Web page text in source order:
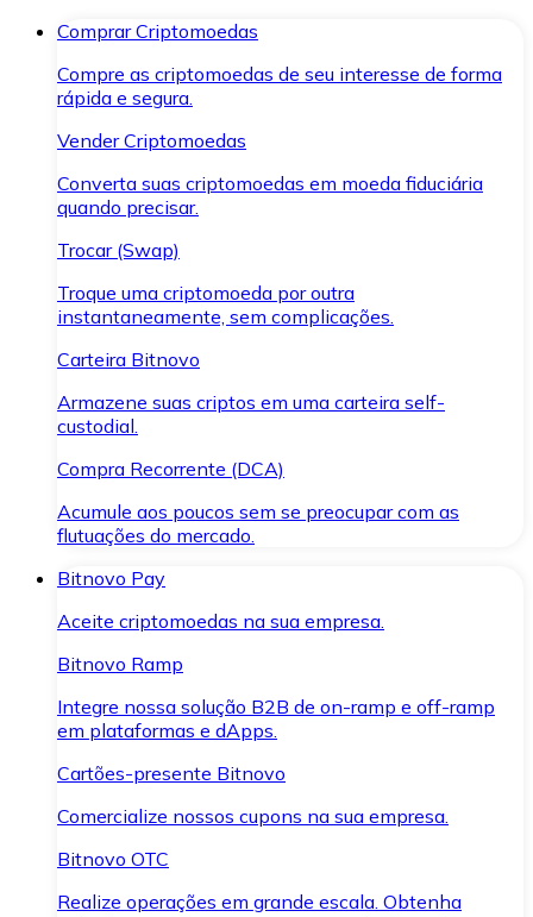
Comprar Criptomoedas
Compre as criptomoedas de seu interesse de forma
rápida e segura.
Vender Criptomoedas
Converta suas criptomoedas em moeda fiduciária
quando precisar.
Trocar (Swap)
Troque uma criptomoeda por outra
instantaneamente, sem complicações.
Carteira Bitnovo
Armazene suas criptos em uma carteira self-
custodial.
Compra Recorrente (DCA)
Acumule aos poucos sem se preocupar com as
flutuações do mercado.
Bitnovo Pay
Aceite criptomoedas na sua empresa.
Bitnovo Ramp
Integre nossa solução B2B de on-ramp e off-ramp
em plataformas e dApps.
Cartões-presente Bitnovo
Comercialize nossos cupons na sua empresa.
Bitnovo OTC
Realize operações em grande escala. Obtenha